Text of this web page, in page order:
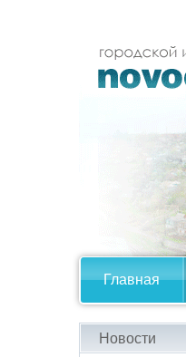
Главная
Новости